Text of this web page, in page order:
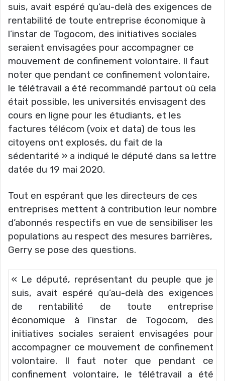
suis, avait espéré qu’au-delà des exigences de
rentabilité de toute entreprise économique à
l’instar de Togocom, des initiatives sociales
seraient envisagées pour accompagner ce
mouvement de confinement volontaire. Il faut
noter que pendant ce confinement volontaire,
le télétravail a été recommandé partout où cela
était possible, les universités envisagent des
cours en ligne pour les étudiants, et les
factures télécom (voix et data) de tous les
citoyens ont explosés, du fait de la
sédentarité » a indiqué le député dans sa lettre
datée du 19 mai 2020.
Tout en espérant que les directeurs de ces
entreprises mettent à contribution leur nombre
d’abonnés respectifs en vue de sensibiliser les
populations au respect des mesures barrières,
Gerry se pose des questions.
« Le député, représentant du peuple que je
suis, avait espéré qu’au-delà des exigences
de rentabilité de toute entreprise
économique à l’instar de Togocom, des
initiatives sociales seraient envisagées pour
accompagner ce mouvement de confinement
volontaire. Il faut noter que pendant ce
confinement volontaire, le télétravail a été